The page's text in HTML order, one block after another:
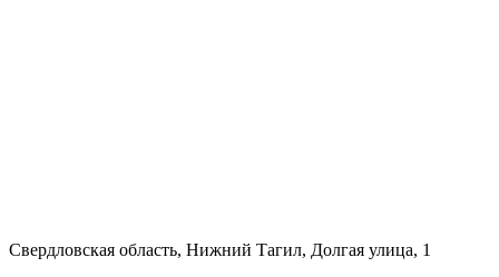
Свердловская область, Нижний Тагил, Долгая улица, 1